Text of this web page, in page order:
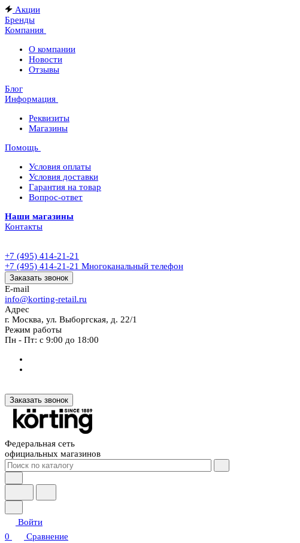
Акции
Бренды
Компания
О компании
Новости
Отзывы
Блог
Информация
Реквизиты
Магазины
Помощь
Условия оплаты
Условия доставки
Гарантия на товар
Вопрос-ответ
Наши магазины
Контакты
+7 (495) 414-21-21
+7 (495) 414-21-21 Многоканальный телефон
Заказать звонок
E-mail
info@korting-retail.ru
Адрес
г. Москва, ул. Выборгская, д. 22/1
Режим работы
Пн - Пт: с 9:00 до 18:00
Заказать звонок
Федеральная сеть
официальных магазинов
Войти
0
Сравнение